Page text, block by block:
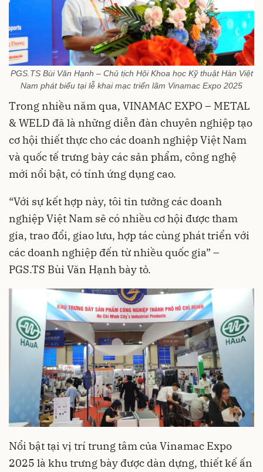
PGS.TS Bùi Văn Hạnh – Chủ tịch Hội Khoa học Kỹ thuật Hàn Việt
Nam phát biểu tại lễ khai mạc triển lãm Vinamac Expo 2025
Trong nhiều năm qua, VINAMAC EXPO – METAL
& WELD đã là những diễn đàn chuyên nghiệp tạo
cơ hội thiết thực cho các doanh nghiệp Việt Nam
và quốc tế trưng bày các sản phẩm, công nghệ
mới nổi bật, có tính ứng dụng cao.
“Với sự kết hợp này, tôi tin tưởng các doanh
nghiệp Việt Nam sẽ có nhiều cơ hội được tham
gia, trao đổi, giao lưu, hợp tác cùng phát triển với
các doanh nghiệp đến từ nhiều quốc gia” –
PGS.TS Bùi Văn Hạnh bày tỏ.
Nổi bật tại vị trí trung tâm của Vinamac Expo
2025 là khu trưng bày được dàn dựng, thiết kế ấn